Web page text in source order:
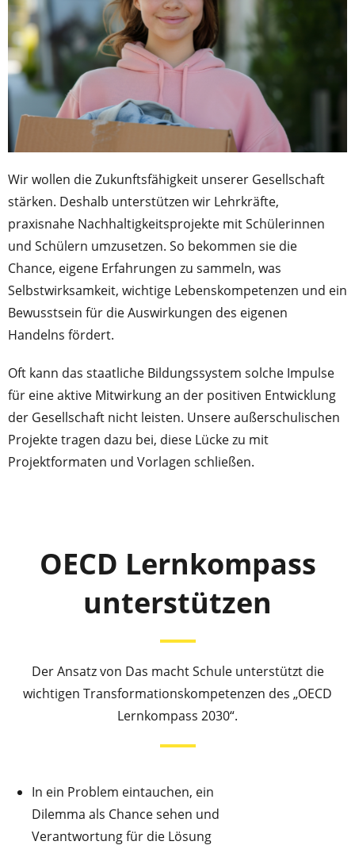
Wir wollen die Zukunftsfähigkeit unserer Gesellschaft
stärken. Deshalb unterstützen wir Lehrkräfte,
praxisnahe Nachhaltigkeitsprojekte mit Schülerinnen
und Schülern umzusetzen. So bekommen sie die
Chance, eigene Erfahrungen zu sammeln, was
Selbstwirksamkeit, wichtige Lebenskompetenzen und ein
Bewusstsein für die Auswirkungen des eigenen
Handelns fördert.
Oft kann das staatliche Bildungssystem solche Impulse
für eine aktive Mitwirkung an der positiven Entwicklung
der Gesellschaft nicht leisten. Unsere außerschulischen
Projekte tragen dazu bei, diese Lücke zu mit
Projektformaten und Vorlagen schließen.
OECD Lernkompass
unterstützen
Der Ansatz von Das macht Schule unterstützt die
wichtigen Transformationskompetenzen des „OECD
Lernkompass 2030“.
In ein Problem eintauchen, ein
Dilemma als Chance sehen und
Verantwortung für die Lösung